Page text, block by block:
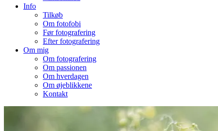
Info
Tilkøb
Om fotofobi
Før fotografering
Efter fotografering
Om mig
Om fotografering
Om passionen
Om hverdagen
Om øjeblikkene
Kontakt